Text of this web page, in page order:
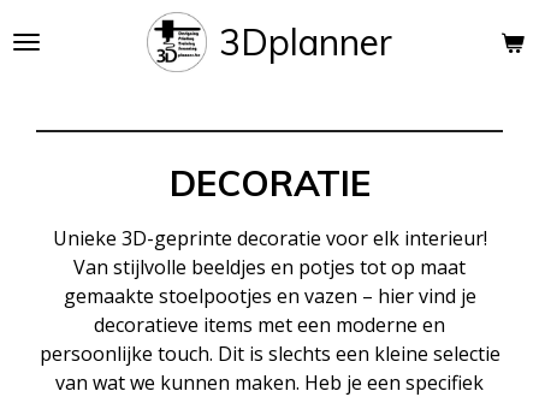
direct
3Dplanner
DECORATIE
Unieke 3D-geprinte decoratie voor elk interieur!
Van stijlvolle beeldjes en potjes tot op maat
gemaakte stoelpootjes en vazen – hier vind je
decoratieve items met een moderne en
persoonlijke touch. Dit is slechts een kleine selectie
van wat we kunnen maken. Heb je een specifiek